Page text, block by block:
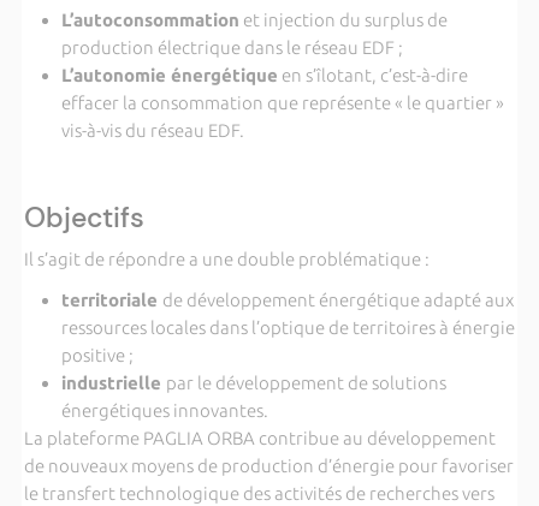
L’autoconsommation et injection du surplus de
production électrique dans le réseau EDF ;
L’autonomie énergétique en s’îlotant, c’est-à-dire
effacer la consommation que représente « le quartier »
vis-à-vis du réseau EDF.
Objectifs
Il s’agit de répondre a une double problématique :
territoriale de développement énergétique adapté aux
ressources locales dans l’optique de territoires à énergie
positive ;
industrielle par le développement de solutions
énergétiques innovantes.
La plateforme PAGLIA ORBA contribue au développement
de nouveaux moyens de production d’énergie pour favoriser
le transfert technologique des activités de recherches vers